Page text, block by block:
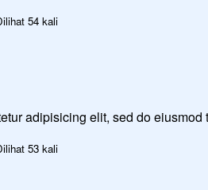
54 kali
adipisicing elit, sed do
53 kali